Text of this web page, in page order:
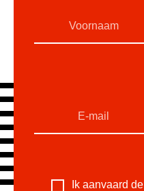
Ik aanvaard de